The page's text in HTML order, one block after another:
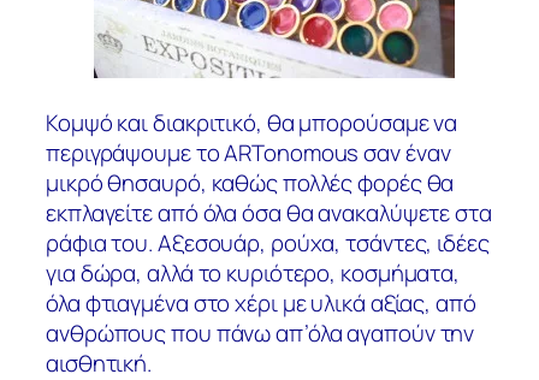
Κομψό και διακριτικό, θα μπορούσαμε να
περιγράψουμε το ARTonomous σαν έναν
μικρό θησαυρό, καθώς πολλές φορές θα
εκπλαγείτε από όλα όσα θα ανακαλύψετε στα
ράφια του. Αξεσουάρ, ρούχα, τσάντες, ιδέες
για δώρα, αλλά το κυριότερο, κοσμήματα,
όλα φτιαγμένα στο χέρι με υλικά αξίας, από
ανθρώπους που πάνω απ’όλα αγαπούν την
αισθητική.